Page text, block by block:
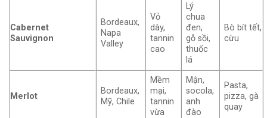
Cabernet
Sauvignon
Bordeaux,
Napa
Valley
Vỏ
dày,
tannin
cao
Lý
chua
đen,
gỗ sồi,
thuốc
lá
Bò bít tết,
cừu
Merlot
Bordeaux,
Mỹ, Chile
Mềm
mại,
tannin
vừa
Mận,
socola,
anh
đào
Pasta,
pizza, gà
quay